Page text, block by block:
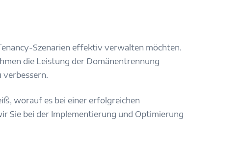
Szenarien effektiv verwalten möchten.
die Leistung der Domänentrennung
worauf es bei einer erfolgreichen
Sie bei der Implementierung und Optimierung